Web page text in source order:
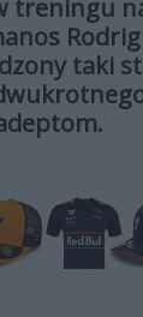
treningu
taki